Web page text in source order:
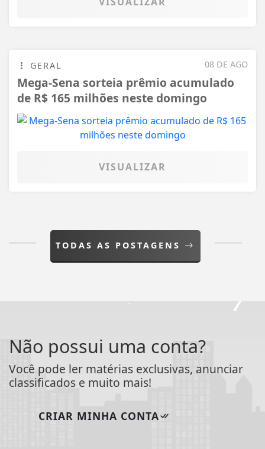
08 DE AGO
GERAL
Mega-Sena sorteia prêmio acumulado
de R$ 165 milhões neste domingo
VISUALIZAR
TODAS AS POSTAGENS
Não possui uma conta?
Você pode ler matérias exclusivas, anunciar
classificados e muito mais!
CRIAR MINHA CONTA